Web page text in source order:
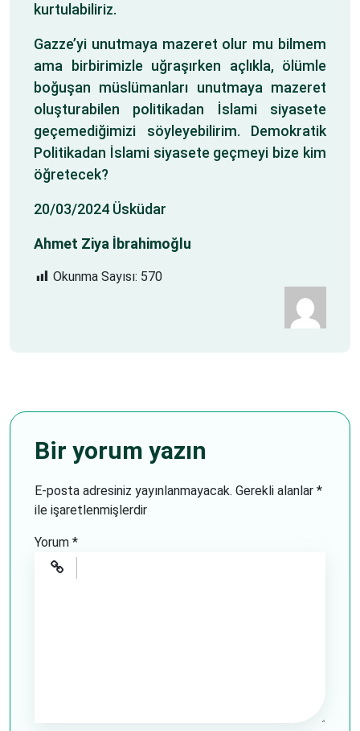
kurtulabiliriz.
Gazze’yi unutmaya mazeret olur mu bilmem
ama birbirimizle uğraşırken açlıkla, ölümle
boğuşan müslümanları unutmaya mazeret
oluşturabilen politikadan İslami siyasete
geçemediğimizi söyleyebilirim. Demokratik
Politikadan İslami siyasete geçmeyi bize kim
öğretecek?
20/03/2024 Üsküdar
Ahmet Ziya İbrahimoğlu
Okunma Sayısı: 570
Bir yorum yazın
E-posta adresiniz yayınlanmayacak. Gerekli alanlar *
ile işaretlenmişlerdir
Yorum *